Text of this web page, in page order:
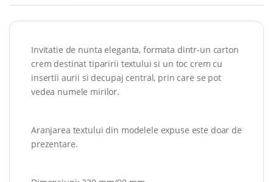
Invitatie de nunta eleganta, formata dintr-un carton
crem destinat tiparirii textului si un toc crem cu
insertii aurii si decupaj central, prin care se pot
vedea numele mirilor.
Aranjarea textului din modelele expuse este doar de
prezentare.